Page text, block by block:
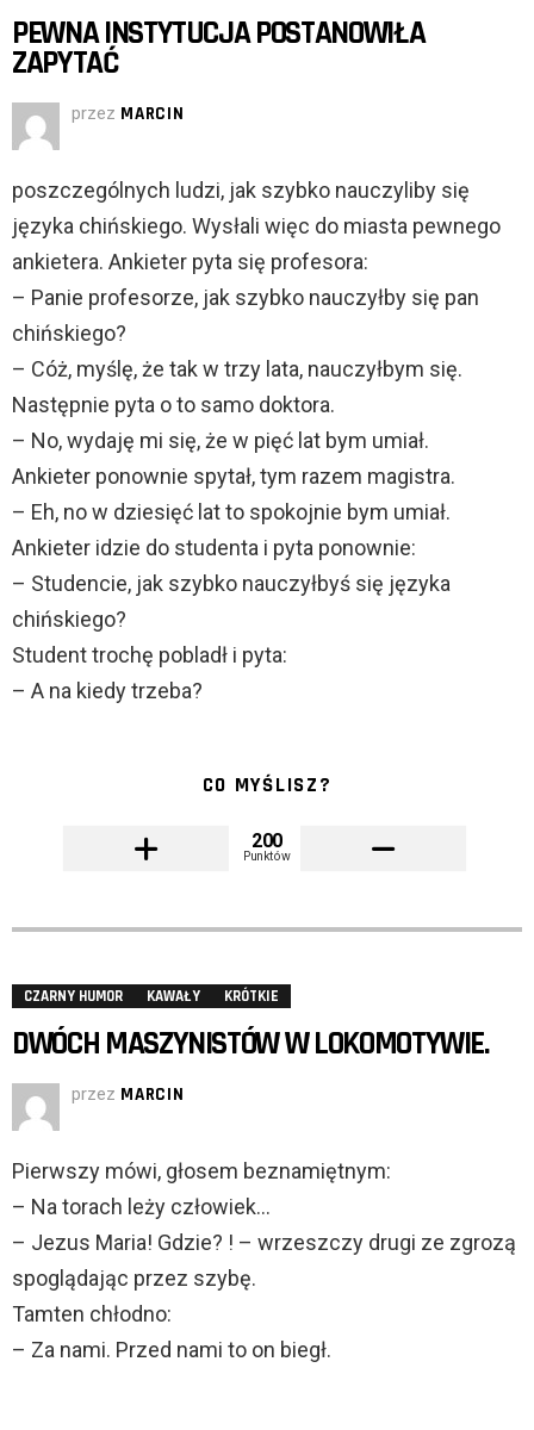
PEWNA INSTYTUCJA POSTANOWIŁA
ZAPYTAĆ
przez MARCIN
poszczególnych ludzi, jak szybko nauczyliby się
języka chińskiego. Wysłali więc do miasta pewnego
ankietera. Ankieter pyta się profesora:
– Panie profesorze, jak szybko nauczyłby się pan
chińskiego?
– Cóż, myślę, że tak w trzy lata, nauczyłbym się.
Następnie pyta o to samo doktora.
– No, wydaję mi się, że w pięć lat bym umiał.
Ankieter ponownie spytał, tym razem magistra.
– Eh, no w dziesięć lat to spokojnie bym umiał.
Ankieter idzie do studenta i pyta ponownie:
– Studencie, jak szybko nauczyłbyś się języka
chińskiego?
Student trochę pobladł i pyta:
– A na kiedy trzeba?
CO MYŚLISZ?
200
Punktów
CZARNY HUMOR KAWAŁY KRÓTKIE
DWÓCH MASZYNISTÓW W LOKOMOTYWIE.
przez MARCIN
Pierwszy mówi, głosem beznamiętnym:
– Na torach leży człowiek…
– Jezus Maria! Gdzie? ! – wrzeszczy drugi ze zgrozą
spoglądając przez szybę.
Tamten chłodno:
– Za nami. Przed nami to on biegł.